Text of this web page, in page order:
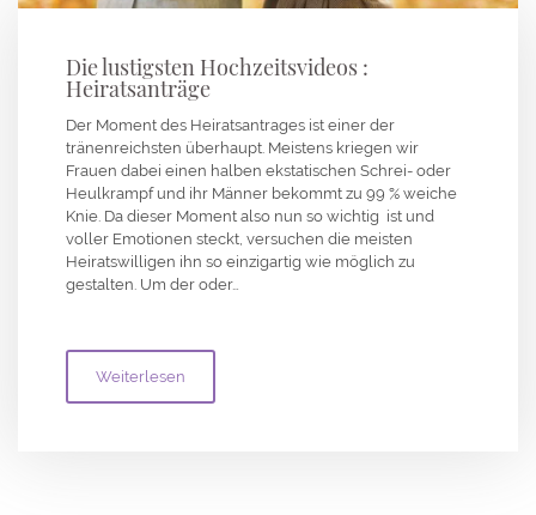
Die lustigsten Hochzeitsvideos :
Heiratsanträge
Der Moment des Heiratsantrages ist einer der
tränenreichsten überhaupt. Meistens kriegen wir
Frauen dabei einen halben ekstatischen Schrei- oder
Heulkrampf und ihr Männer bekommt zu 99 % weiche
Knie. Da dieser Moment also nun so wichtig ist und
voller Emotionen steckt, versuchen die meisten
Heiratswilligen ihn so einzigartig wie möglich zu
gestalten. Um der oder…
Weiterlesen